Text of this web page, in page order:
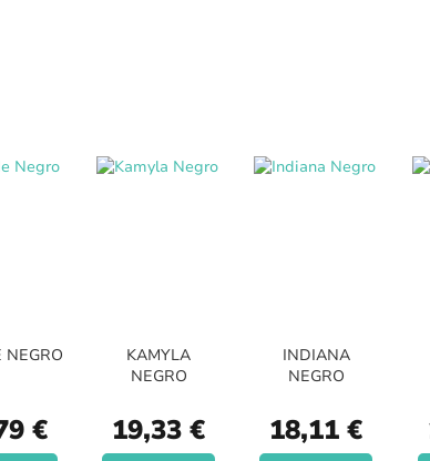
NEGRO
€
KAMYLA
NEGRO
19,33 €
INDIANA
NEGRO
18,11 €